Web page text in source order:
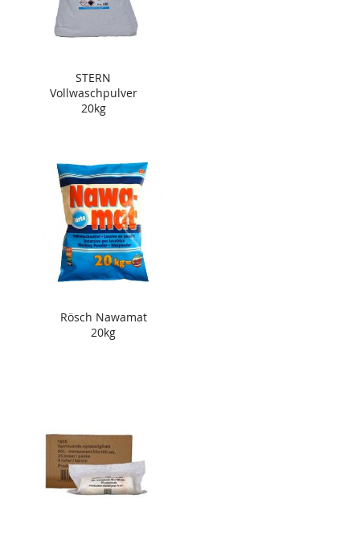
STERN
Vollwaschpulver
20kg
Rösch Nawamat
20kg